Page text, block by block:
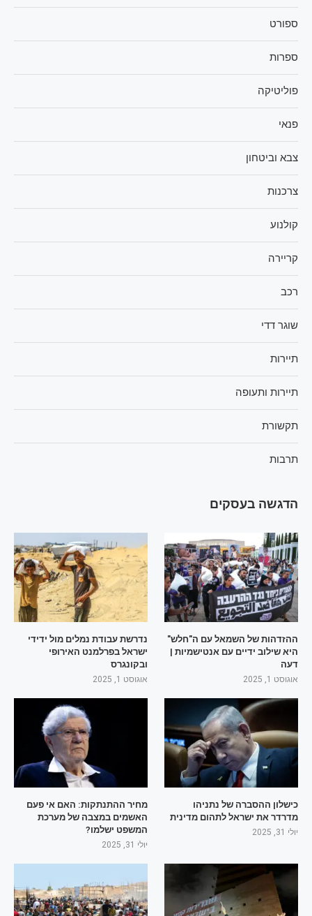
ספורט
ספרות
פוליטיקה
פנאי
צבא וביטחון
צרכנות
קולנוע
קריירה
רכב
שוגר דדי
תיירות
תיירות ותעופה
תקשורת
תרבות
הדגשה בעסקים
ההזדהות של השמאל עם ה"חלש"
היא שילוב ידיים עם אנטישמיות |
דעה
אוגוסט 1, 2025
נדרשת עבודת נמלים מול ידידי
ישראל בפרלמנט האירופי
ובקונגרס
אוגוסט 1, 2025
כישלון ההסברה של נתניהו
מדרדר את ישראל לתהום מדינית
יולי 31, 2025
מחיר ההתנתקות: האם אי פעם
האשמים במצבה של מערכת
המשפט ישלמו?
יולי 31, 2025